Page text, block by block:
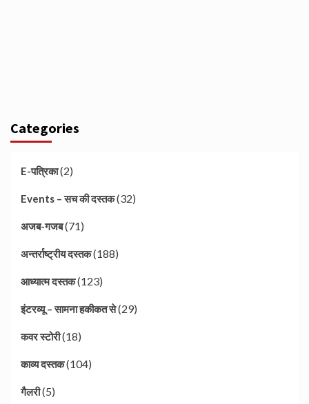
Categories
E-पत्रिका(2)
Events – सच की दस्तक(32)
अजब-गजब(71)
अन्तर्राष्ट्रीय दस्तक(188)
आध्यात्म दस्तक(123)
इंटरव्यू – सामना हकीकत से(29)
कवर स्टोरी(18)
काव्य दस्तक(104)
गैलरी(5)